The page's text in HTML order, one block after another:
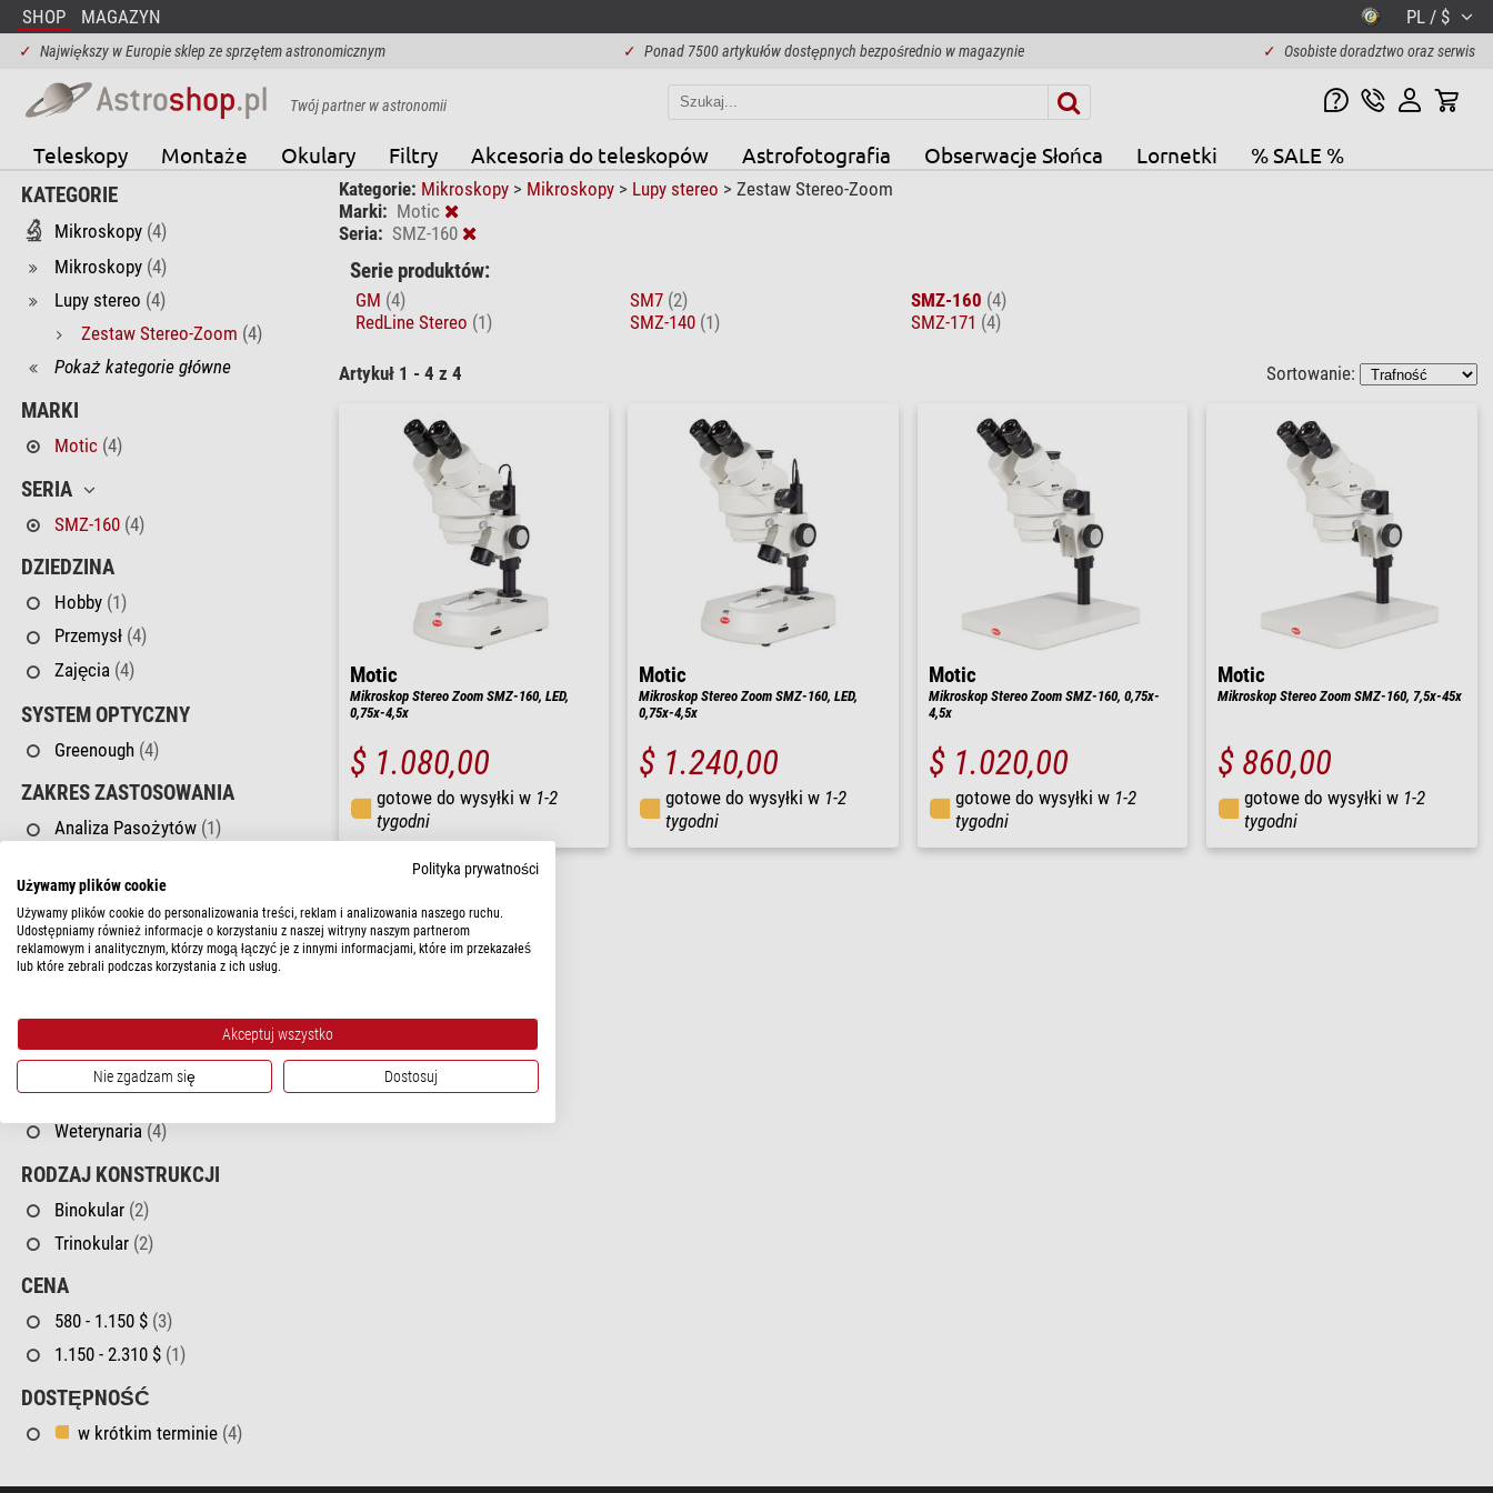
SHOP MAGAZYN PL / $
✓ Największy w Europie sklep ze sprzętem astronomicznym ✓ Ponad 7500 artykułów dostępnych bezpośrednio w magazynie ✓ Osobiste doradztwo oraz serwis
Twój partner w astronomii
Teleskopy Montaże Okulary Filtry Akcesoria do teleskopów Astrofotografia Obserwacje Słońca Lornetki % SALE %
KATEGORIE
Mikroskopy (4)
Mikroskopy (4)
Lupy stereo (4)
Zestaw Stereo-Zoom (4)
Pokaż kategorie główne
MARKI
Motic (4)
SERIA
SMZ-160 (4)
DZIEDZINA
Hobby (1)
Przemysł (4)
Zajęcia (4)
SYSTEM OPTYCZNY
Greenough (4)
ZAKRES ZASTOSOWANIA
Analiza Pasożytów (1)
Inżynieria Materiałowa
Kreator(1)
Metalurgia(4)
Technika Półprzewodnikowa(4)
Uniwersytet(4)
Weterynaria (4)
RODZAJ KONSTRUKCJI
Binokular (2)
Trinokular (2)
CENA
580 - 1.150 $ (3)
1.150 - 2.310 $ (1)
DOSTĘPNOŚĆ
w krótkim terminie (4)
Kategorie: Mikroskopy > Mikroskopy > Lupy stereo > Zestaw Stereo-Zoom
Marki: Motic
Seria: SMZ-160
Serie produktów:
GM (4)
RedLine Stereo (1)
SM7 (2)
SMZ-140 (1)
SMZ-160 (4)
SMZ-171 (4)
Artykuł 1 - 4 z 4 Sortowanie:
Motic
Mikroskop Stereo Zoom SMZ-160, LED,
0,75x-4,5x
$ 1.080,00
gotowe do wysyłki w 1-2
tygodni
Motic
Mikroskop Stereo Zoom SMZ-160, LED,
0,75x-4,5x
$ 1.240,00
gotowe do wysyłki w 1-2
tygodni
Motic
Mikroskop Stereo Zoom SMZ-160, 0,75x-
4,5x
$ 1.020,00
gotowe do wysyłki w 1-2
tygodni
Motic
Mikroskop Stereo Zoom SMZ-160, 7,5x-45x
$ 860,00
gotowe do wysyłki w 1-2
tygodni
Polityka prywatności
Używamy plików cookie
Używamy plików cookie do personalizowania treści, reklam i analizowania naszego ruchu.
Udostępniamy również informacje o korzystaniu z naszej witryny naszym partnerom
reklamowym i analitycznym, którzy mogą łączyć je z innymi informacjami, które im przekazałeś
lub które zebrali podczas korzystania z ich usług.
Akceptuj wszystko
Nie zgadzam się Dostosuj